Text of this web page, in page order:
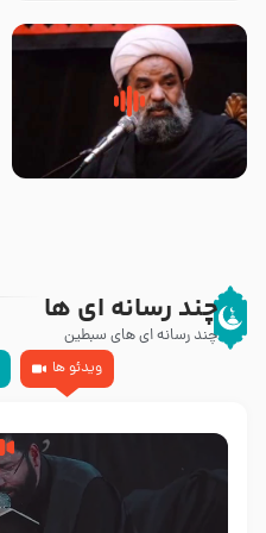
سلام جوانی که امام حسین علیه
السلام خودش جوابش را دادند
چند رسانه ای ها
چند رسانه ای های سبطین
ویدئو ها